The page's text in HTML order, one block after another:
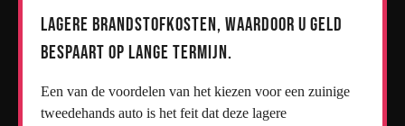
Lagere brandstofkosten, waardoor u geld
bespaart op lange termijn.
Een van de voordelen van het kiezen voor een zuinige
tweedehands auto is het feit dat deze lagere